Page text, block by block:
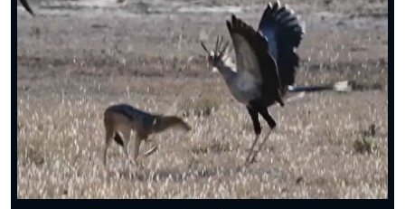
دعای روز ششم ماه رمضان؛ ۵ اسفند ۱۴۰۴
دعای روز پنجم ماه رمضان؛ ۴ اسفند ۱۴۰۴
دعای روز چهارم ماه مبارک رمضان؛ ۳ اسفند ۱۴۰۴
دعای روز سوم ماه مبارک رمضان؛ ۱۴ اسفند ۱۴۰۴
دعای روز دوم ماه مبارک رمضان ۱ اسفند ماه ۱۴۰۴
دعای روز اول ماه مبارک رمضان، ۳۰ بهمن ۱۴۰۴
حضرت زینب(س) چگونه از دنیا رفت؟
بهترین پیامک تبریک روز پدر ۱۴۰۴؛ جملات زیبا و صمیمانه